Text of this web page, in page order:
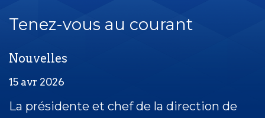
Tenez-vous au courant
Nouvelles
15 avr 2026
La présidente et chef de la direction de